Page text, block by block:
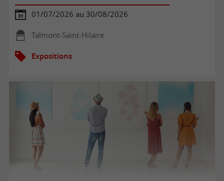
01/07/2026 au 30/08/2026
Talmont-Saint-Hilaire
Expositions